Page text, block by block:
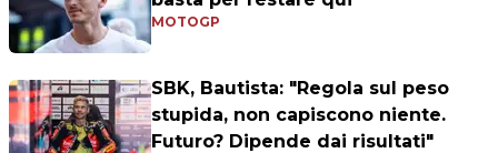
MOTOGP
SBK, Bautista: "Regola sul peso
stupida, non capiscono niente.
Futuro? Dipende dai risultati"